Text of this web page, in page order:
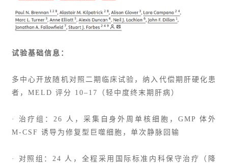
试验基础信息：
多中心开放随机对照二期临床试验，纳入代偿期肝硬化患
者， MELD 评分 10–17（轻中度终末期肝病）
· 治疗组：26 人，采集自身外周单核细胞，GMP 体外
M-CSF 诱导为修复型巨噬细胞，单次静脉回输
· 对照组：24 人，全程采用国际标准内科保守治疗（降